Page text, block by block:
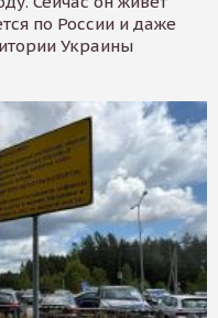
по России и даже
Украины